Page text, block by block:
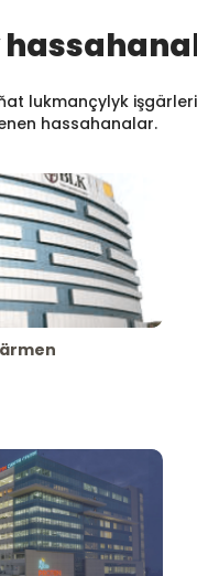
lukmançylyk
hassahanalar.